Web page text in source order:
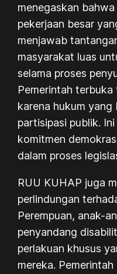
menegaskan
pekerjaan besar
menjawab
masyarakat luas
selama proses
Pemerintah
karena hukum yang
partisipasi publik.
komitmen
dalam proses
RUU KUHAP juga
perlindungan
Perempuan, anak-
penyandang
perlakuan khusus
mereka.